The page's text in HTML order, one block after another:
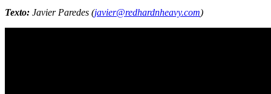
Texto: Javier Paredes (javier@redhardnheavy.com)